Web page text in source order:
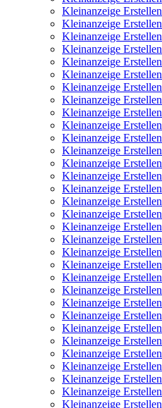
Kleinanzeige Erstellen
Kleinanzeige Erstellen
Kleinanzeige Erstellen
Kleinanzeige Erstellen
Kleinanzeige Erstellen
Kleinanzeige Erstellen
Kleinanzeige Erstellen
Kleinanzeige Erstellen
Kleinanzeige Erstellen
Kleinanzeige Erstellen
Kleinanzeige Erstellen
Kleinanzeige Erstellen
Kleinanzeige Erstellen
Kleinanzeige Erstellen
Kleinanzeige Erstellen
Kleinanzeige Erstellen
Kleinanzeige Erstellen
Kleinanzeige Erstellen
Kleinanzeige Erstellen
Kleinanzeige Erstellen
Kleinanzeige Erstellen
Kleinanzeige Erstellen
Kleinanzeige Erstellen
Kleinanzeige Erstellen
Kleinanzeige Erstellen
Kleinanzeige Erstellen
Kleinanzeige Erstellen
Kleinanzeige Erstellen
Kleinanzeige Erstellen
Kleinanzeige Erstellen
Kleinanzeige Erstellen
Kleinanzeige Erstellen